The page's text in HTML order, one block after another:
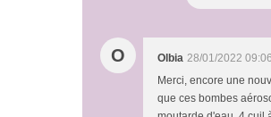
O Olbia 28/01/2022 09:06
Merci, encore une
que ces bombes